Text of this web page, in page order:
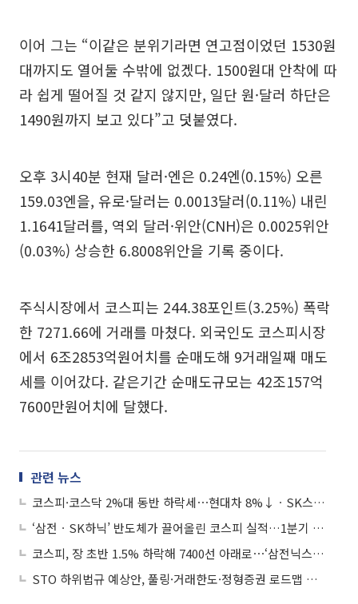
이어 그는 “이같은 분위기라면 연고점이었던 1530원
대까지도 열어둘 수밖에 없겠다. 1500원대 안착에 따
라 쉽게 떨어질 것 같지 않지만, 일단 원·달러 하단은
1490원까지 보고 있다”고 덧붙였다.
오후 3시40분 현재 달러·엔은 0.24엔(0.15%) 오른
159.03엔을, 유로·달러는 0.0013달러(0.11%) 내린
1.1641달러를, 역외 달러·위안(CNH)은 0.0025위안
(0.03%) 상승한 6.8008위안을 기록 중이다.
주식시장에서 코스피는 244.38포인트(3.25%) 폭락
한 7271.66에 거래를 마쳤다. 외국인도 코스피시장
에서 6조2853억원어치를 순매도해 9거래일째 매도
세를 이어갔다. 같은기간 순매도규모는 42조157억
7600만원어치에 달했다.
관련 뉴스
코스피·코스닥 2%대 동반 하락세⋯현대차 8%↓ㆍSK스퀘어 6%↓
‘삼전ㆍSK하닉’ 반도체가 끌어올린 코스피 실적…1분기 연결 영업익 176% 급증
코스피, 장 초반 1.5% 하락해 7400선 아래로⋯‘삼전닉스’ 약세
STO 하위법규 예상안, 풀링·거래한도·정형증권 로드맵 제시